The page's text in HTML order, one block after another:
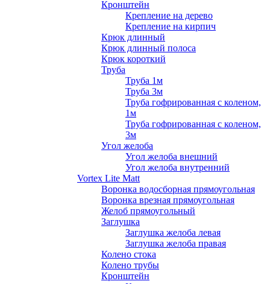
Кронштейн
Крепление на дерево
Крепление на кирпич
Крюк длинный
Крюк длинный полоса
Крюк короткий
Труба
Труба 1м
Труба 3м
Труба гофрированная с коленом,
1м
Труба гофрированная с коленом,
3м
Угол желоба
Угол желоба внешний
Угол желоба внутренний
Vortex Lite Matt
Воронка водосборная прямоугольная
Воронка врезная прямоугольная
Желоб прямоугольный
Заглушка
Заглушка желоба левая
Заглушка желоба правая
Колено стока
Колено трубы
Кронштейн